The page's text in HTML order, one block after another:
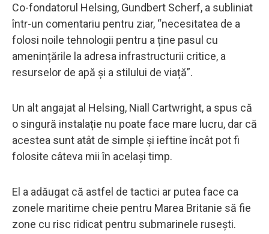
Co-fondatorul Helsing, Gundbert Scherf, a subliniat
într-un comentariu pentru ziar, “necesitatea de a
folosi noile tehnologii pentru a ține pasul cu
amenințările la adresa infrastructurii critice, a
resurselor de apă și a stilului de viață”.
Un alt angajat al Helsing, Niall Cartwright, a spus că
o singură instalație nu poate face mare lucru, dar că
acestea sunt atât de simple și ieftine încât pot fi
folosite câteva mii în același timp.
El a adăugat că astfel de tactici ar putea face ca
zonele maritime cheie pentru Marea Britanie să fie
zone cu risc ridicat pentru submarinele rusești.